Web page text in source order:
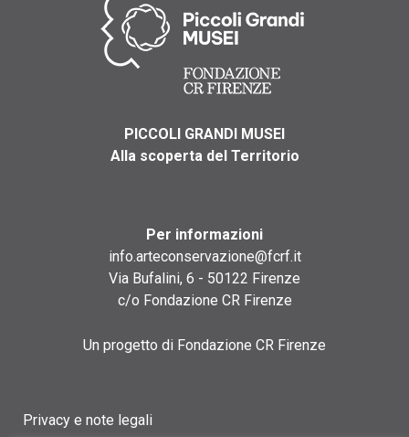
PICCOLI GRANDI MUSEI
Alla scoperta del Territorio
Per informazioni
info.arteconservazione@fcrf.it
Via Bufalini, 6 - 50122 Firenze
c/o Fondazione CR Firenze
Un progetto di Fondazione CR Firenze
Privacy e note legali